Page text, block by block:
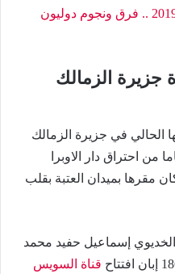
لا تفوت مهرجان تبليسي للباليه 2019 .. فرق ونجوم دوليون
جزيرة الزمالك
الحالي في جزيرة الزمالك
عام 1988 وذلك بعد 17 عاما من احتراق دار الاوبرا
عام 1971 والتي كان مقرها بميدان العتبة بقلب
الخديوي إسماعيل حفيد محمد
قناة السويس